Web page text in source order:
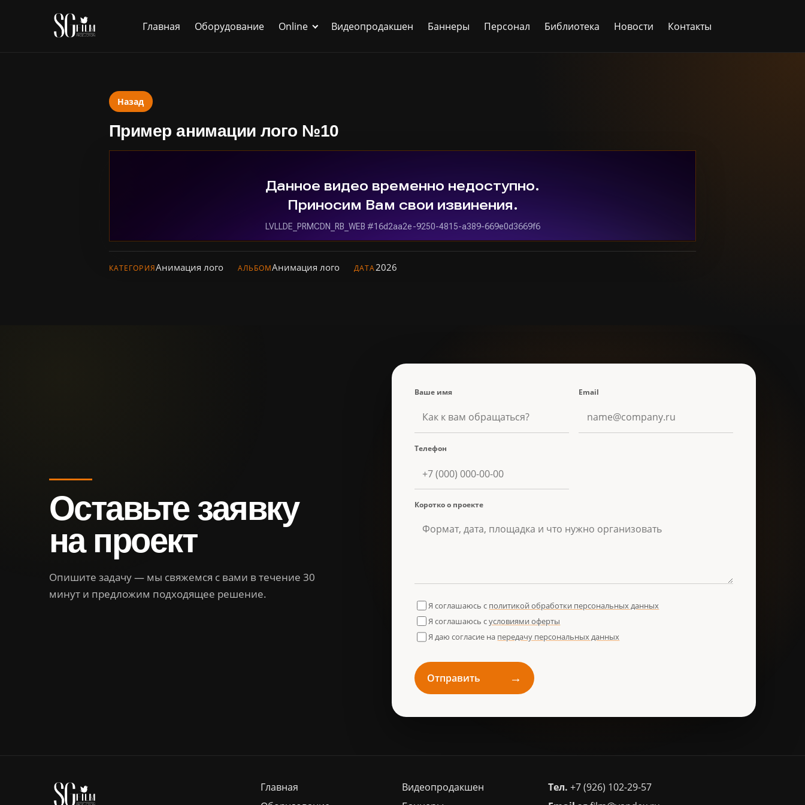
Главная Оборудование Online Видеопродакшен Баннеры Персонал Библиотека Новости Контакты
Назад
Пример анимации лого №10
КАТЕГОРИЯАнимация лого АЛЬБОМАнимация лого ДАТА2026
Оставьте заявку
на проект
Опишите задачу — мы свяжемся с вами в течение 30
минут и предложим подходящее решение.
Ваше имя Email
Телефон
Коротко о проекте
Я соглашаюсь с политикой обработки персональных данных
Я соглашаюсь сусловиями оферты
Я даю согласие на передачу персональных данных
Отправить →
Главная
Видеопродакшен
Тел. +7 (926) 102-29-57